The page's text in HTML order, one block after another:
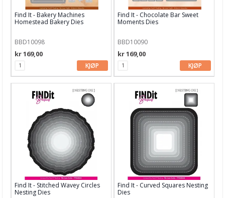
Hobby - generelt
Julens produkter
Kunstnermateriell
Maling & Tusj
Oppbevaring
Papir, Kort & Konvolutt
Sjablong & Tilbehør
Smykkelaging
Tegneutstyr, penner & tusjer
Tekstil hobby
Dekor & Bord
Find It - Bakery Machines
Homestead Bakery Dies
BBD10098
kr 169,00
KJØP
Find It - Chocolate Bar Sweet
Moments Dies
BBD10090
kr 169,00
KJØP
Find It - Stitched Wavey Circles
Nesting Dies
Find It - Curved Squares Nesting
Dies